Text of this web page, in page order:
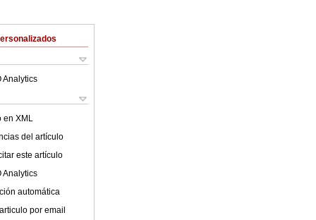
Analytics
en XML
del artículo
este artículo
Analytics
automática
por email